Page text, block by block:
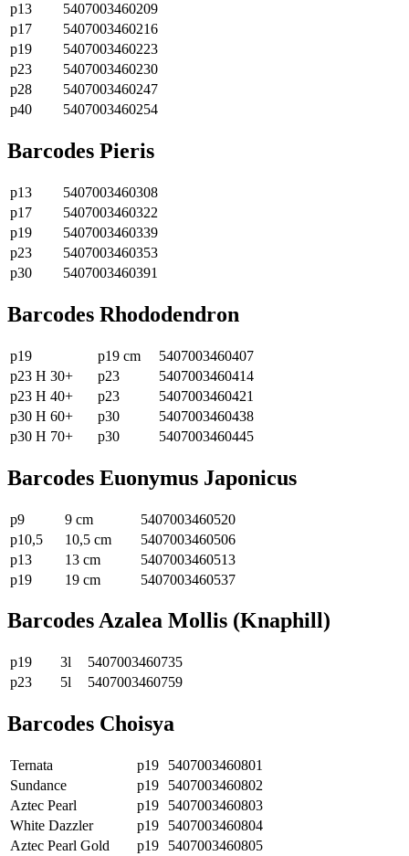
p13
5407003460209
p17
5407003460216
p19
5407003460223
p23
5407003460230
p28
5407003460247
p40
5407003460254
Barcodes Pieris
p13
5407003460308
p17
5407003460322
p19
5407003460339
p23
5407003460353
p30
5407003460391
Barcodes Rhododendron
p19 p19 cm
5407003460407
p23 H 30+
p23
5407003460414
p23 H 40+
p23
5407003460421
p30 H 60+
p30
5407003460438
p30 H 70+
p30 5407003460445
Barcodes Euonymus Japonicus
p9 9 cm
5407003460520
p10,5
10,5 cm
5407003460506
p13
13 cm
5407003460513
p19
19 cm 5407003460537
Barcodes Azalea Mollis (Knaphill)
p19 3l
5407003460735
p23
5l 5407003460759
Barcodes Choisya
Ternata p19
5407003460801
Sundance
p19
5407003460802
Aztec Pearl
p19
5407003460803
White Dazzler
p19
5407003460804
Aztec Pearl Gold
p19 5407003460805